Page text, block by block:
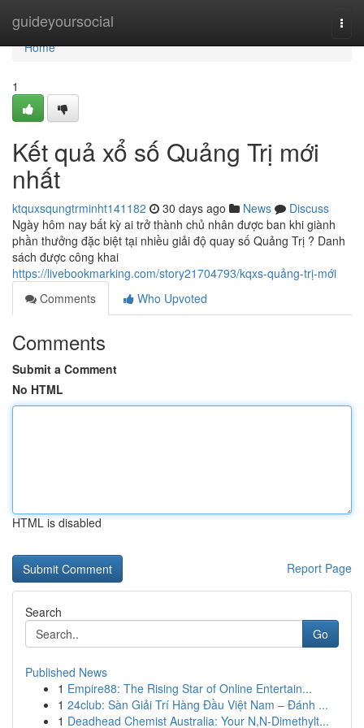
guideyoursocial
Home
Home
1
Kết quả xổ số Quảng Trị mới
nhất
ktquxsqungtrminht141182 30 days ago News
Discuss
Ngày hôm nay bất kỳ ai trở thành chủ nhân được ban khi giành
phần thưởng đặc biệt tại nhiều giải độ quay số Quảng Trị ? Danh
sách được công khai
https://livebookmarking.com/story21704793/kqxs-quảng-trị-mới
Comments
Who Upvoted
Comments
Submit a Comment
No HTML
HTML is disabled
Report Page
Search
Go
Published News
1 Empire88: The Rising Star of Online Entertain...
1 24club: Sàn Giải Trí Hàng Đầu Việt Nam – Đánh ...
1 Deadhead Chemist Australia: Your N,N-Dimethylt...